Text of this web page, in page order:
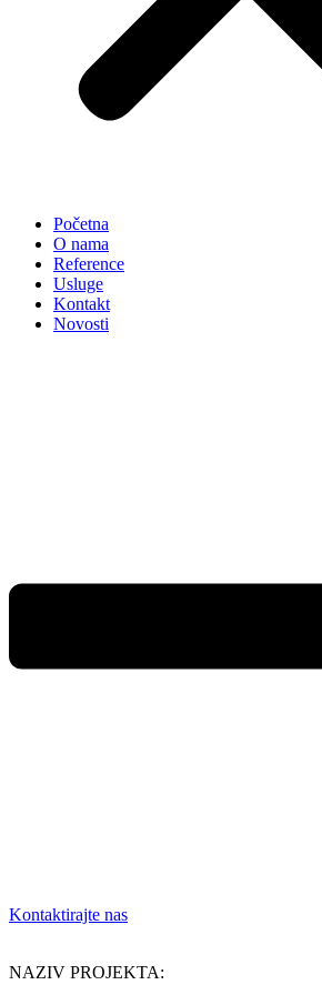
Početna
O nama
Reference
Usluge
Kontakt
Novosti
Kontaktirajte nas
NAZIV PROJEKTA: